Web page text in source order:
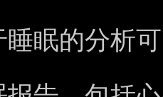
睡眠的分析